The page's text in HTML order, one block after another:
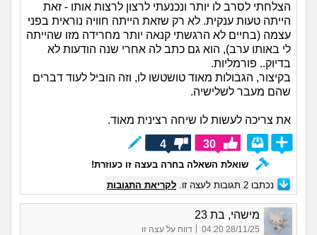
הצלחתי לסרב לו יותר ונכנעתי לרצון לרצות אותו - זאת
הייתה טעות ענקית. לא רק שזאת הייתה חוויה נוראית בפני
עצמה (בחיים לא הרגשתי קנאה יותר מחרידה מזו שהייתה
לי באותו ערב), הוא גם כתב לה אחרי שנה הודעות לא
בדיוק.. פורמליות.
בקיצור, הגבולות מאוד טושטשו לו, וזה הוביל לעוד דברים
שהם מעבר לשלישיה.
את צריכה לעשות לו שיחה רצינית מאוד.
30
4
שואלת השאלה בחרה בעצה זו כעוזרת!
נכתבו 2 תגובות לעצה זו. לקריאת התגובות
מישהי, בת 23
28/11/25 04:20
| דווח על עצה זו